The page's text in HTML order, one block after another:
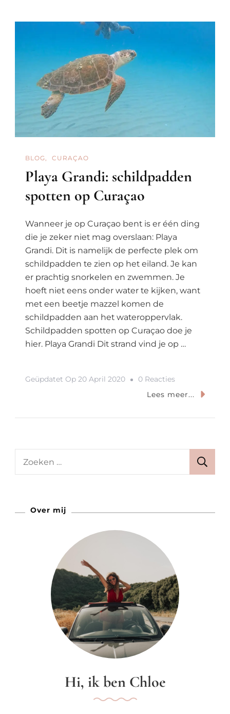
BLOG CURAÇAO
Playa Grandi: schildpadden
spotten op Curaçao
Wanneer je op Curaçao bent is er één ding
die je zeker niet mag overslaan: Playa
Grandi. Dit is namelijk de perfecte plek om
schildpadden te zien op het eiland. Je kan
er prachtig snorkelen en zwemmen. Je
hoeft niet eens onder water te kijken, want
met een beetje mazzel komen de
schildpadden aan het wateroppervlak.
Schildpadden spotten op Curaçao doe je
hier. Playa Grandi Dit strand vind je op …
Geüpdatet Op 20 April 2020 0 ReactiesOp
Playa
Curaçao
Lees meer...
Over mij
Hi, ik ben Chloe